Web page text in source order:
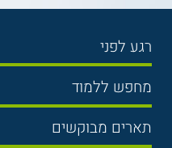
רגע לפני
בחירת לימודים
תנאי קבלה
שכר לימוד
מחפש ללמוד
תואר ראשון
תארים מבוקשים